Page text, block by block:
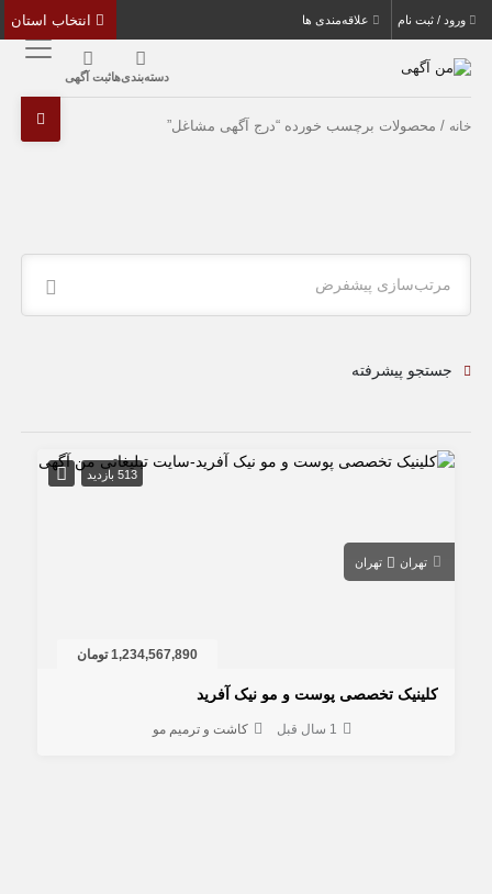
ورود / ثبت نام علاقه‌مندی ها
دسته‌بندی‌هاثبت آگهی
خانه / محصولات برچسب خورده “درج آگهی مشاغل”
مرتب‌سازی پیشفرض
جستجو پیشرفته
513 بازدید
تهران تهران
1,234,567,890 تومان
کلینیک تخصصی پوست و مو نیک آفرید
1 سال قبل کاشت و ترمیم مو